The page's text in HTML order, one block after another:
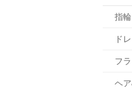
指輪シ
指輪
ド
フ
ヘ